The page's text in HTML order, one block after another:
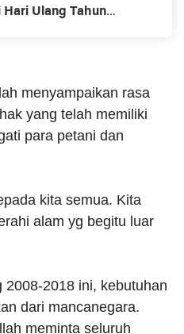
Ulang Tahun
menyampaikan rasa
yang telah memiliki
para petani dan
kita semua. Kita
alam yg begitu luar
2018 ini, kebutuhan
dari mancanegara.
meminta seluruh